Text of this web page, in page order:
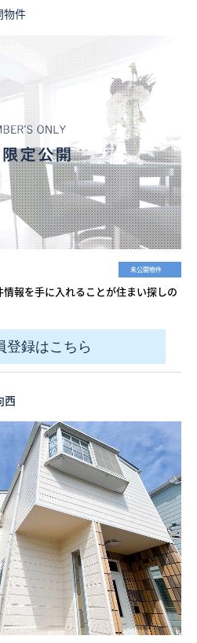
物件
未公開物件
報を手に入れることが住まい探しの
登録はこちら
西